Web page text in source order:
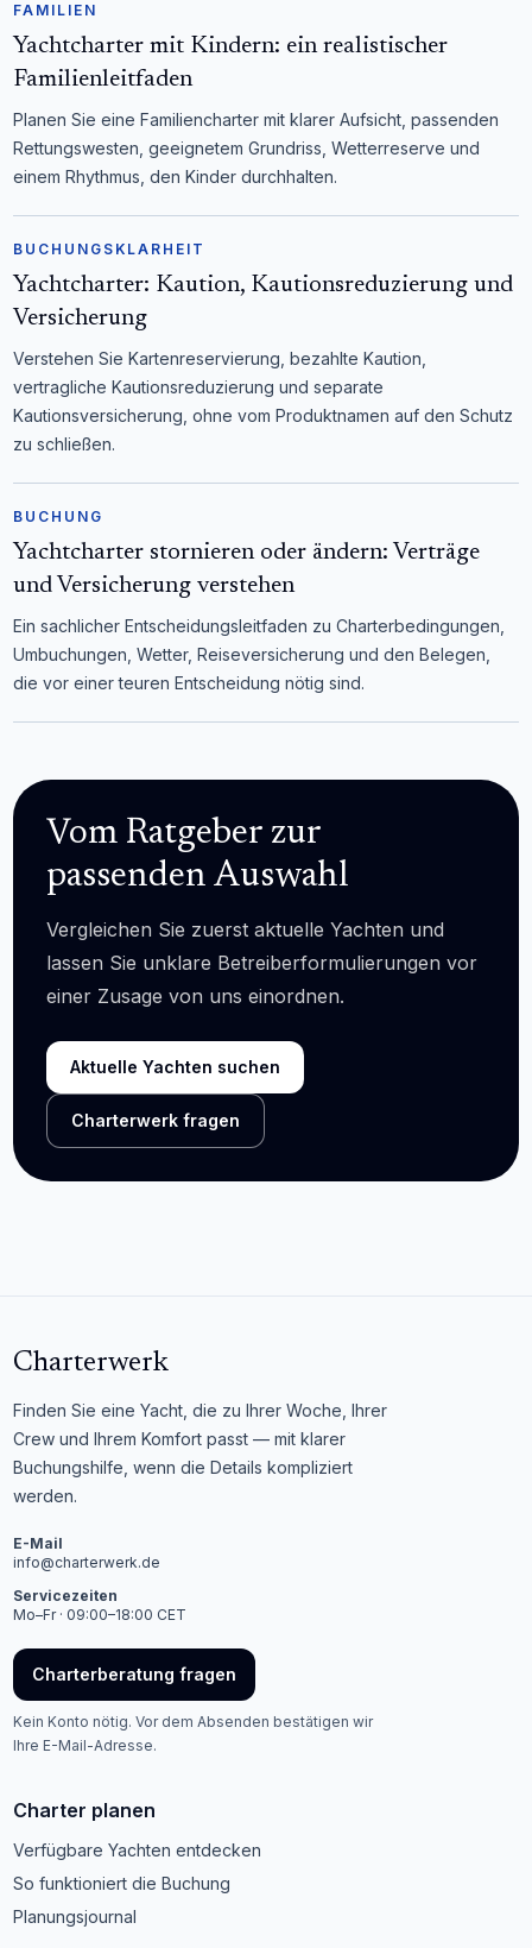
FAMILIEN
Yachtcharter mit Kindern: ein realistischer
Familienleitfaden
Planen Sie eine Familiencharter mit klarer Aufsicht, passenden
Rettungswesten, geeignetem Grundriss, Wetterreserve und
einem Rhythmus, den Kinder durchhalten.
BUCHUNGSKLARHEIT
Yachtcharter: Kaution, Kautionsreduzierung und
Versicherung
Verstehen Sie Kartenreservierung, bezahlte Kaution,
vertragliche Kautionsreduzierung und separate
Kautionsversicherung, ohne vom Produktnamen auf den Schutz
zu schließen.
BUCHUNG
Yachtcharter stornieren oder ändern: Verträge
und Versicherung verstehen
Ein sachlicher Entscheidungsleitfaden zu Charterbedingungen,
Umbuchungen, Wetter, Reiseversicherung und den Belegen,
die vor einer teuren Entscheidung nötig sind.
Vom Ratgeber zur
passenden Auswahl
Vergleichen Sie zuerst aktuelle Yachten und
lassen Sie unklare Betreiberformulierungen vor
einer Zusage von uns einordnen.
Aktuelle Yachten suchen
Charterwerk fragen
Charterwerk
Finden Sie eine Yacht, die zu Ihrer Woche, Ihrer
Crew und Ihrem Komfort passt — mit klarer
Buchungshilfe, wenn die Details kompliziert
werden.
E-Mail
info@charterwerk.de
Servicezeiten
Mo–Fr · 09:00–18:00 CET
Charterberatung fragen
Kein Konto nötig. Vor dem Absenden bestätigen wir
Ihre E-Mail-Adresse.
Charter planen
Verfügbare Yachten entdecken
So funktioniert die Buchung
Planungsjournal